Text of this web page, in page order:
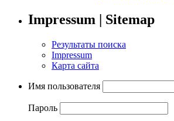
Impressum | Sitemap
Результаты поиска
Impressum
Карта сайта
Имя пользователя
Пароль